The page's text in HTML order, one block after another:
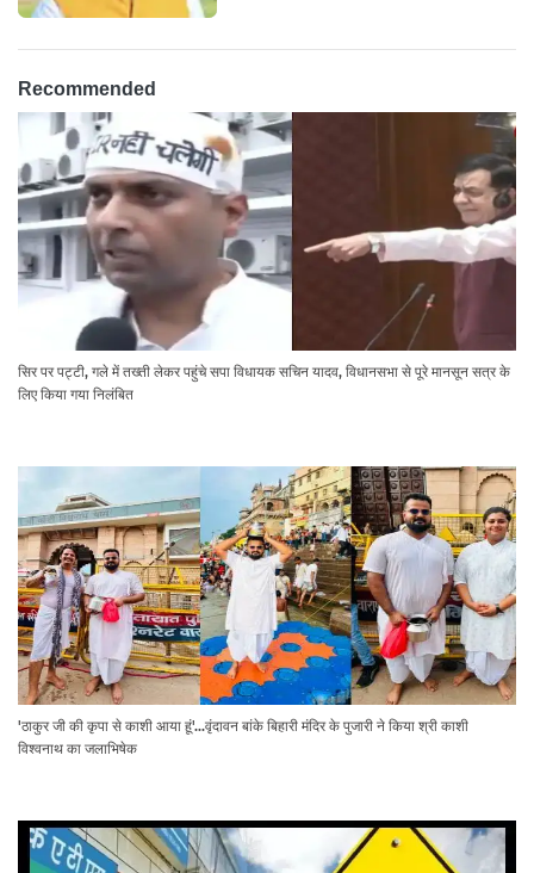
Recommended
सिर पर पट्टी, गले में तख्ती लेकर पहुंचे सपा विधायक सचिन यादव, विधानसभा से पूरे मानसून सत्र के
लिए किया गया निलंबित
'ठाकुर जी की कृपा से काशी आया हूं'...वृंदावन बांके बिहारी मंदिर के पुजारी ने किया श्री काशी
विश्वनाथ का जलाभिषेक